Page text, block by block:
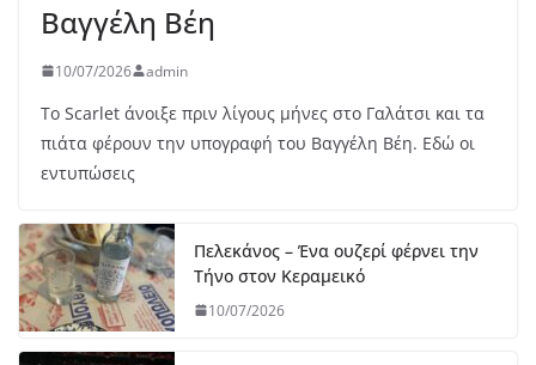
Βαγγέλη Βέη
10/07/2026 admin
Το Scarlet άνοιξε πριν λίγους μήνες στο Γαλάτσι και τα
πιάτα φέρουν την υπογραφή του Βαγγέλη Βέη. Εδώ οι
εντυπώσεις
Πελεκάνος – Ένα ουζερί φέρνει την
Τήνο στον Κεραμεικό
10/07/2026